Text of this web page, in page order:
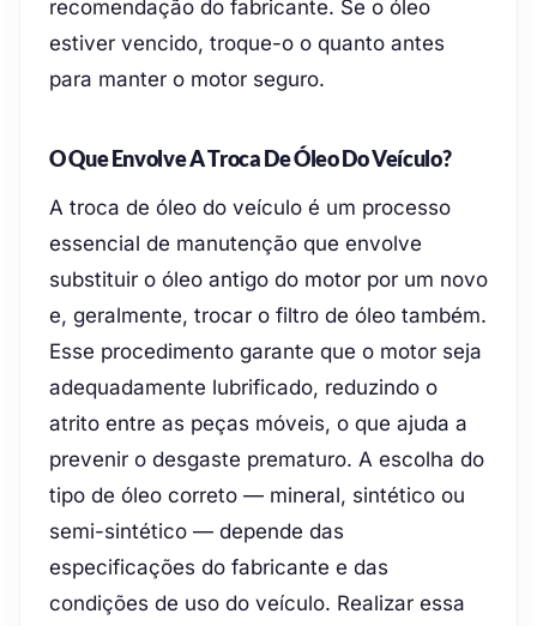
recomendação do fabricante. Se o óleo
estiver vencido, troque-o o quanto antes
para manter o motor seguro.
O Que Envolve A Troca De Óleo Do Veículo?
A troca de óleo do veículo é um processo
essencial de manutenção que envolve
substituir o óleo antigo do motor por um novo
e, geralmente, trocar o filtro de óleo também.
Esse procedimento garante que o motor seja
adequadamente lubrificado, reduzindo o
atrito entre as peças móveis, o que ajuda a
prevenir o desgaste prematuro. A escolha do
tipo de óleo correto — mineral, sintético ou
semi-sintético — depende das
especificações do fabricante e das
condições de uso do veículo. Realizar essa